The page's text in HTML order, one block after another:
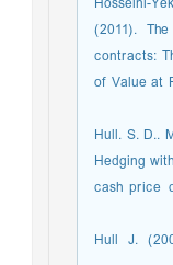
(2011).
contracts:
of Value at
30. Hull. S.
Hedging
cash price
31. Hull J.